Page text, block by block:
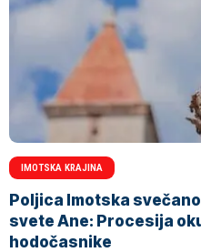
IMOTSKA KRAJINA
Poljica Imotska
svete Ane: Procesija
hodočasnike